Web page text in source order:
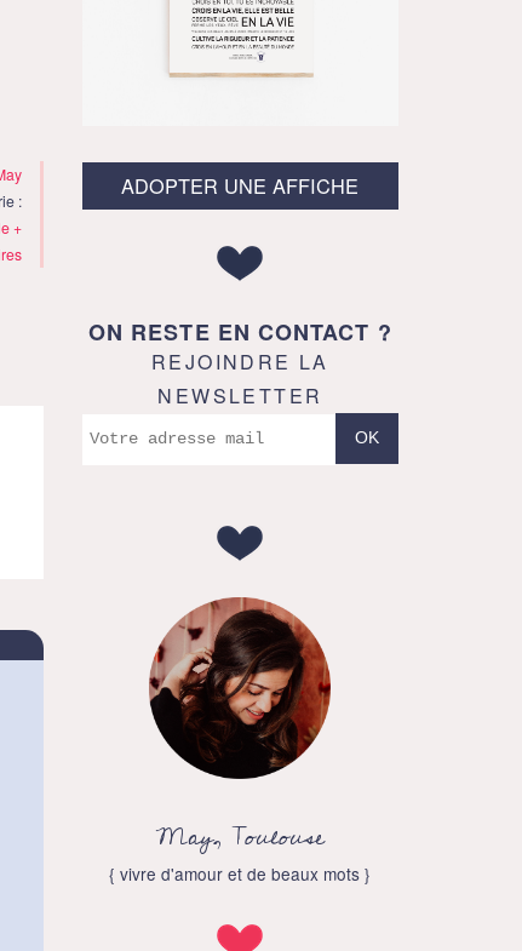
:
+
ADOPTER UNE AFFICHE
ON RESTE EN CONTACT ?
REJOINDRE LA
NEWSLETTER
May, Toulouse
{ vivre d'amour et de beaux mots }